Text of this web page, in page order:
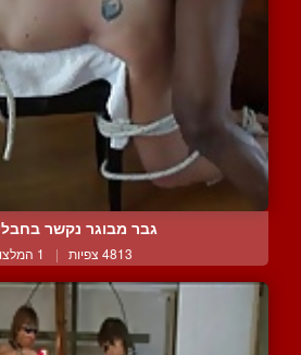
גבר מבוגר נקשר
4813 צפיות | 1 המלצות